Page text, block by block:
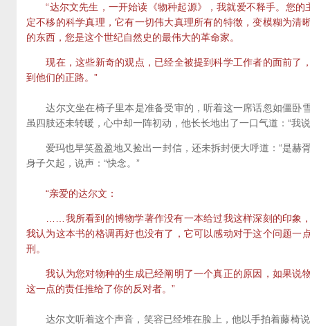
“达尔文先生，一开始读《物种起源》，我就爱不释手。您的
定不移的科学真理，它有一切伟大真理所有的特徵，变模糊为清
的东西，您是这个世纪自然史的最伟大的革命家。
现在，这些新奇的观点，已经全被提到科学工作者的面前了
到他们的正路。”
达尔文坐在椅子里本是准备受审的，听着这一席话忽如僵卧
虽四肢还未转暖，心中却一阵初动，他长长地出了一口气道：“我
爱玛也早笑盈盈地又捡出一封信，还未拆封便大呼道：“是赫
身子欠起，说声：“快念。”
“亲爱的达尔文：
……我所看到的博物学著作没有一本给过我这样深刻的印象，
我认为这本书的格调再好也没有了，它可以感动对于这个问题一
刑。
我认为您对物种的生成已经阐明了一个真正的原因，如果说
这一点的责任推给了你的反对者。”
达尔文听着这个声音，笑容已经堆在脸上，他以手拍着藤椅说